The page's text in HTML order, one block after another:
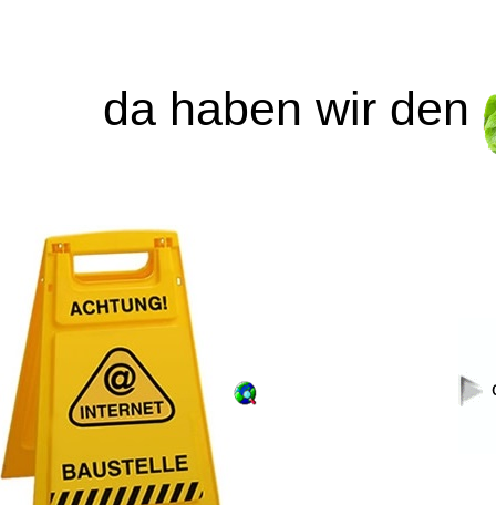
da haben wir den